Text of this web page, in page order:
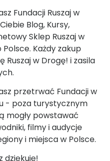
Fundacji Ruszaj w
Blog, Kursy,
Sklep Ruszaj w
Każdy zakup
w Drogę! i zasila
przetrwać Fundacji w
- poza turystycznym
mogły powstawać
filmy i audycje
i miejsca w Polsce.
dziękuję!